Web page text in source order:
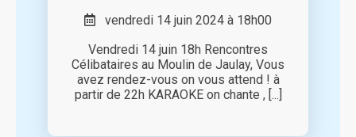
vendredi 14 juin 2024 à 18h00
Vendredi 14 juin 18h Rencontres
Célibataires au Moulin de Jaulay, Vous
avez rendez-vous on vous attend ! à
partir de 22h KARAOKE on chante , [...]